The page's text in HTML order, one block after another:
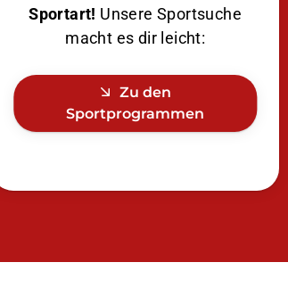
Sportart! Unsere Sportsuche
macht es dir leicht:
Zu den
Sportprogrammen